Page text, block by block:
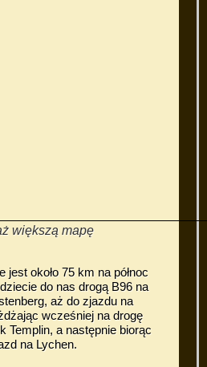
większą mapę
jest około 75 km na północ
do nas drogą B96 na
aż do zjazdu na
wcześniej na drogę
Templin, a następnie biorąc
na Lychen.